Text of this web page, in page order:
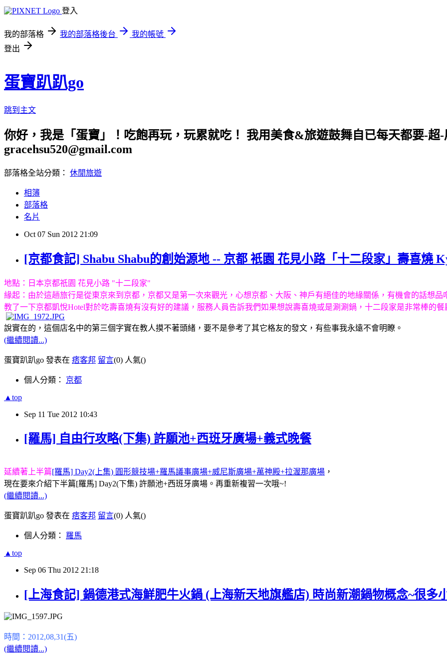
登入
我的部落格 我的部落格後台
我的帳號
登出
蛋寶趴趴go
跳到主文
你好，我是「蛋寶」！吃飽再玩，玩累就吃！ 我用美食&旅遊鼓舞自已每天都要-超
gracehsu520@gmail.com
部落格全站分類： 休閒旅遊
相簿
部落格
名片
Oct 07 Sun 2012 21:09
[京都食記] Shabu Shabu的創始源地 -- 京都 衹園 花見小路「十二段家」壽喜燒
地點：日本京都祇園 花見小路 "十二段家"
緣起：由於這趟旅行是從東京來到京都，京都又是第一次來觀光，心想京都、大阪、神戶有絕佳的地緣關係，有機會的話想
教了一下京都凱悅Hotel對於吃壽喜燒有沒有好的建議，服務人員告訴我們如果想說壽喜燒或是涮涮鍋，十二段家是非常棒的
說實在的，這個店名中的第三個字實在教人摸不著頭緒 ，要不是參考了其它格友的發文，有些事我永遠不會明瞭。
(繼續閱讀...)
蛋寶趴趴go 發表在 痞客邦 留言(0) 人氣()
個人分類： 京都
▲top
Sep 11 Tue 2012 10:43
[羅馬] 自由行攻略(下集) 許願池+西班牙廣場+義式晚餐
延續著上半篇[羅馬] Day2(上集) 圓形競技場+羅馬議事廣場+威尼斯廣場+萬神殿+拉渥那廣場 ，
現在要來介紹下半篇[羅馬] Day2(下集) 許願池+西班牙廣場。再重新複習一次哦~!
(繼續閱讀...)
蛋寶趴趴go 發表在 痞客邦 留言(0) 人氣()
個人分類： 羅馬
▲top
Sep 06 Thu 2012 21:18
[上海食記] 鍋德港式海鮮肥牛火鍋 (上海新天地旗艦店) 時尚新潮鍋物概念~很多
時間：2012,08,31(五)
(繼續閱讀...)